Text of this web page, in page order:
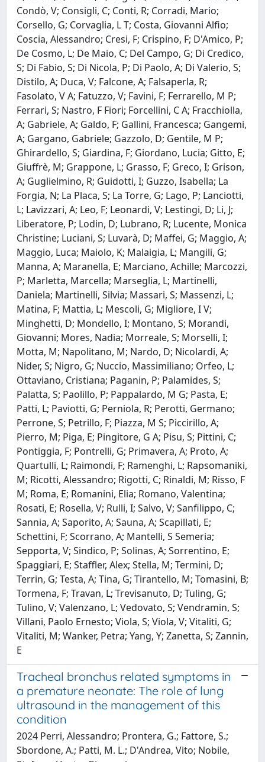
Condò, V; Consigli, C; Conti, R; Corradi, Mario;
Corsello, G; Corvaglia, L T; Costa, Giovanni Alfio;
Coscia, Alessandro; Cresi, F; Crispino, F; D'Amico, P;
De Cosmo, L; De Maio, C; Del Campo, G; Di Credico,
S; Di Fabio, S; Di Nicola, P; Di Paolo, A; Di Valerio, S;
Distilo, A; Duca, V; Falcone, A; Falsaperla, R;
Fasolato, V A; Fatuzzo, V; Favini, F; Ferrarello, M P;
Ferrari, S; Nastro, F Fiori; Forcellini, C A; Fracchiolla,
A; Gabriele, A; Galdo, F; Gallini, Francesca; Gangemi,
A; Gargano, Gabriele; Gazzolo, D; Gentile, M P;
Ghirardello, S; Giardina, F; Giordano, Lucia; Gitto, E;
Giuffrè, M; Grappone, L; Grasso, F; Greco, I; Grison,
A; Guglielmino, R; Guidotti, I; Guzzo, Isabella; La
Forgia, N; La Placa, S; La Torre, G; Lago, P; Lanciotti,
L; Lavizzari, A; Leo, F; Leonardi, V; Lestingi, D; Li, J;
Liberatore, P; Lodin, D; Lubrano, R; Lucente, Monica
Christine; Luciani, S; Luvarà, D; Maffei, G; Maggio, A;
Maggio, Luca; Maiolo, K; Malaigia, L; Mangili, G;
Manna, A; Maranella, E; Marciano, Achille; Marcozzi,
P; Marletta, Marcella; Marseglia, L; Martinelli,
Daniela; Martinelli, Silvia; Massari, S; Massenzi, L;
Matina, F; Mattia, L; Mescoli, G; Migliore, I V;
Minghetti, D; Mondello, I; Montano, S; Morandi,
Giovanni; Mores, Nadia; Morreale, S; Morselli, I;
Motta, M; Napolitano, M; Nardo, D; Nicolardi, A;
Nider, S; Nigro, G; Nuccio, Massimiliano; Orfeo, L;
Ottaviano, Cristiana; Paganin, P; Palamides, S;
Palatta, S; Paolillo, P; Pappalardo, M G; Pasta, E;
Patti, L; Paviotti, G; Perniola, R; Perotti, Germano;
Perrone, S; Petrillo, F; Piazza, M S; Piccirillo, A;
Pierro, M; Piga, E; Pingitore, G A; Pisu, S; Pittini, C;
Pontiggia, F; Pontrelli, G; Primavera, A; Proto, A;
Quartulli, L; Raimondi, F; Ramenghi, L; Rapsomaniki,
M; Ricotti, Alessandro; Rigotti, C; Rinaldi, M; Risso, F
M; Roma, E; Romanini, Elia; Romano, Valentina;
Rosati, E; Rosella, V; Rulli, I; Salvo, V; Sanfilippo, C;
Sannia, A; Saporito, A; Sauna, A; Scapillati, E;
Schettini, F; Scorrano, A; Mantelli, S Semeria;
Sepporta, V; Sindico, P; Solinas, A; Sorrentino, E;
Spaggiari, E; Staffler, Alex; Stella, M; Termini, D;
Terrin, G; Testa, A; Tina, G; Tirantello, M; Tomasini, B;
Tormena, F; Travan, L; Trevisanuto, D; Tuling, G;
Tulino, V; Valenzano, L; Vedovato, S; Vendramin, S;
Villani, Paolo Ernesto; Viola, S; Viola, V; Vitaliti, G;
Vitaliti, M; Wanker, Petra; Yang, Y; Zanetta, S; Zannin,
E
Tracheal bronchus related symptoms in
a premature neonate: The role of lung
ultrasound in the management of this
condition
2024 Perri, Alessandro; Prontera, G.; Fattore, S.;
Sbordone, A.; Patti, M. L.; D'Andrea, Vito; Nobile,